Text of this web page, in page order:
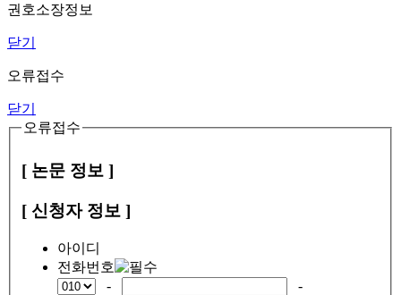
권호소장정보
닫기
오류접수
닫기
오류접수
[ 논문 정보 ]
[ 신청자 정보 ]
아이디
전화번호
-
-